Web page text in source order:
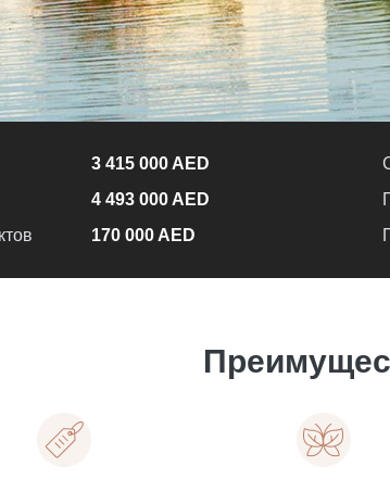
3 415 000 AED
4 493 000 AED
170 000 AED